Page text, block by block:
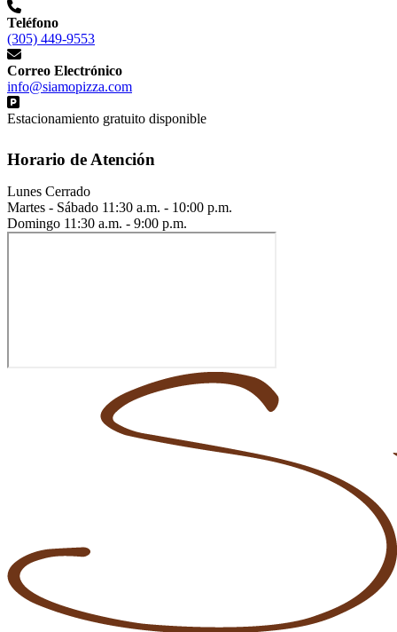
Teléfono
(305) 449-9553
Correo Electrónico
info@siamopizza.com
Estacionamiento gratuito disponible
Horario de Atención
Lunes Cerrado
Martes - Sábado 11:30 a.m. - 10:00 p.m.
Domingo 11:30 a.m. - 9:00 p.m.